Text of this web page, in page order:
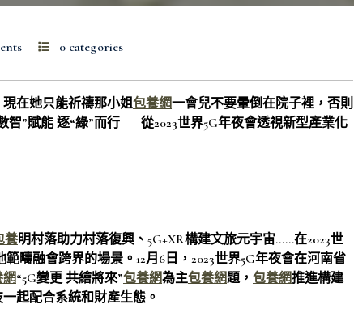
0 categories
在她只能祈禱那小姐包養網一會兒不要暈倒在院子裡，否則
”賦能 逐“綠”而行——從2023世界5G年夜會透視新型產業化
養明村落助力村落復興、5G+XR構建文旅元宇宙……在2023世
疇融會跨界的場景。12月6日，2023世界5G年夜會在河南省
“5G變更 共繪將來”包養網為主包養網題， 包養網推進構建
起配合系統和財產生態。